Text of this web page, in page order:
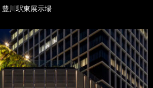
川駅東展示場